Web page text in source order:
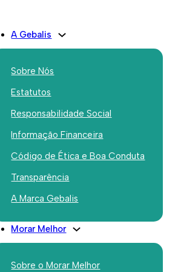
A Gebalis
Sobre Nós
Estatutos
Responsabilidade Social
Informação Financeira
Código de Ética e Boa Conduta
Transparência
A Marca Gebalis
Morar Melhor
Sobre o Morar Melhor